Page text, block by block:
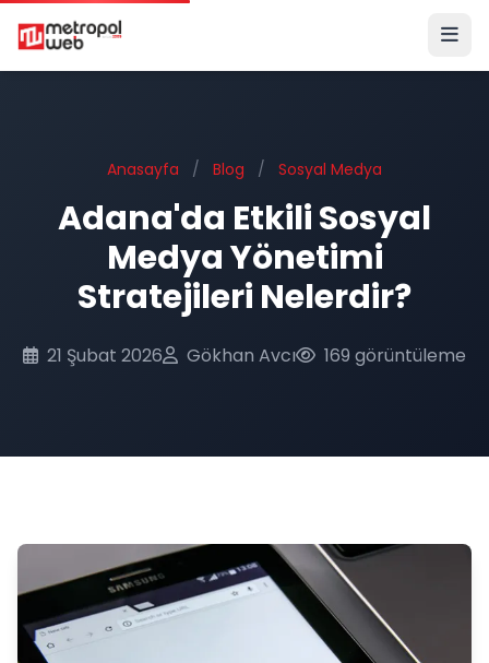
Ana içeriğe geç
Anasayfa / Blog / Sosyal Medya
Adana'da Etkili Sosyal
Medya Yönetimi
Stratejileri Nelerdir?
21 Şubat 2026 Gökhan Avcı 169 görüntüleme